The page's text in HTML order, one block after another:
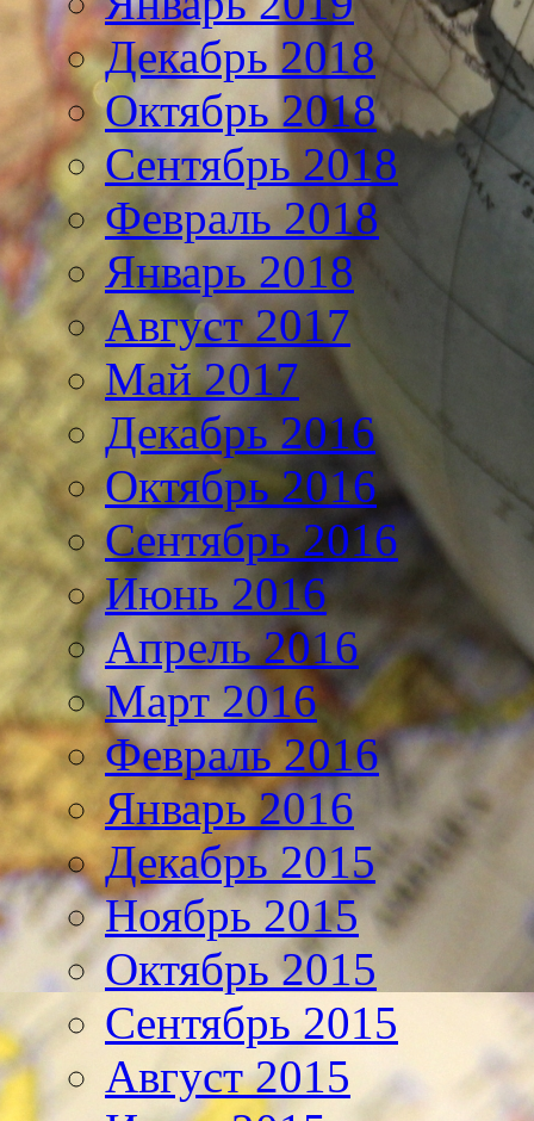
Декабрь 2018
Октябрь 2018
Сентябрь 2018
Февраль 2018
Январь 2018
Август 2017
Май 2017
Декабрь 2016
Октябрь 2016
Сентябрь 2016
Июнь 2016
Апрель 2016
Март 2016
Февраль 2016
Январь 2016
Декабрь 2015
Ноябрь 2015
Октябрь 2015
Сентябрь 2015
Август 2015